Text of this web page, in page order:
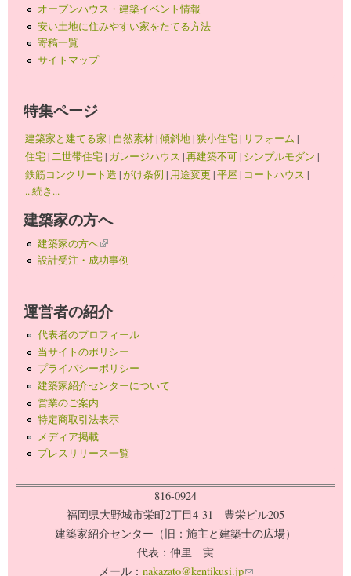
オープンハウス・建築イベント情報
安い土地に住みやすい家をたてる方法
寄稿一覧
サイトマップ
特集ページ
建築家と建てる家 | 自然素材|傾斜地|狭小住宅| リフォーム |
住宅|二世帯住宅| ガレージハウス |再建築不可| シンプルモダン |
鉄筋コンクリート造 |がけ条例 | 用途変更 |平屋 | コートハウス |
...続き...
建築家の方へ
建築家の方へ(link is external)
設計受注・成功事例
運営者の紹介
代表者のプロフィール
当サイトのポリシー
プライバシーポリシー
建築家紹介センターについて
営業のご案内
特定商取引法表示
メディア掲載
プレスリリース一覧
816-0924
福岡県大野城市栄町2丁目4-31 豊栄ビル205
建築家紹介センター（旧：施主と建築士の広場）
代表：仲里 実
メール： nakazato@kentikusi.jp(link sends e-mail)